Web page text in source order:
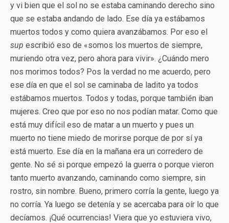
y vi bien que el sol no se estaba caminando derecho sino
que se estaba andando de lado. Ese día ya estábamos
muertos todos y como quiera avanzábamos. Por eso el
sup escribió eso de «somos los muertos de siempre,
muriendo otra vez, pero ahora para vivir». ¿Cuándo mero
nos morimos todos? Pos la verdad no me acuerdo, pero
ese día en que el sol se caminaba de ladito ya todos
estábamos muertos. Todos y todas, porque también iban
mujeres. Creo que por eso no nos podían matar. Como que
está muy difícil eso de matar a un muerto y pues un
muerto no tiene miedo de morirse porque de por sí ya
está muerto. Ese día en la mañana era un corredero de
gente. No sé si porque empezó la guerra o porque vieron
tanto muerto avanzando, caminando como siempre, sin
rostro, sin nombre. Bueno, primero corría la gente, luego ya
no corría. Ya luego se detenía y se acercaba para oír lo que
decíamos. ¡Qué ocurrencias! Viera que yo estuviera vivo,